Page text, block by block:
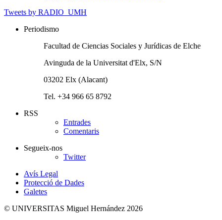
Tweets by RADIO_UMH
Periodismo
Facultad de Ciencias Sociales y Jurídicas de Elche
Avinguda de la Universitat d'Elx, S/N
03202 Elx (Alacant)
Tel. +34 966 65 8792
RSS
Entrades
Comentaris
Segueix-nos
Twitter
Avís Legal
Protecció de Dades
Galetes
© UNIVERSITAS Miguel Hernández 2026